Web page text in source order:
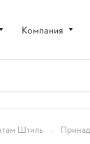
Компания
Штиль –